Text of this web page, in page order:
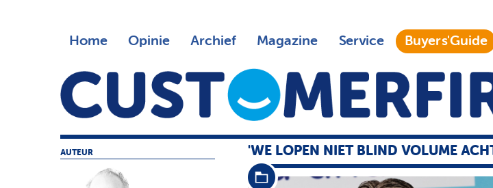
Home Opinie Archief Magazine Service Buyers'Guide
'WE LOPEN NIET BLIND VOLUME
AUTEUR